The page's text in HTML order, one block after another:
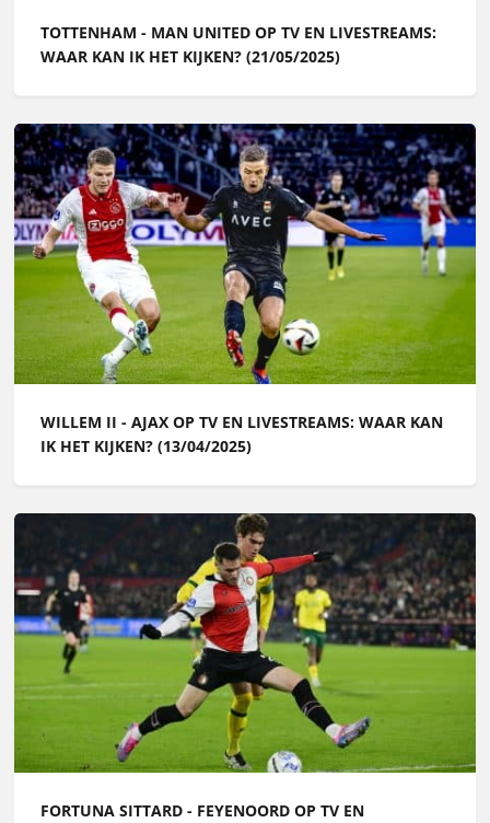
TOTTENHAM - MAN UNITED OP TV EN LIVESTREAMS:
WAAR KAN IK HET KIJKEN? (21/05/2025)
WILLEM II - AJAX OP TV EN LIVESTREAMS: WAAR KAN
IK HET KIJKEN? (13/04/2025)
FORTUNA SITTARD - FEYENOORD OP TV EN